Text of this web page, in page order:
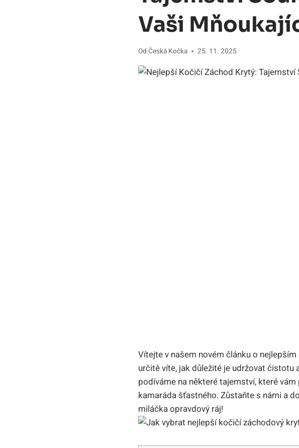
Vaši
Od Česká Kočka 25. 11. 2025
Vítejte v našem novém článku o
určitě víte, jak důležité je udržovat
podíváme na některé tajemství, které
kamaráda šťastného. Zůstaňte s námi a
miláčka opravdový ráj!